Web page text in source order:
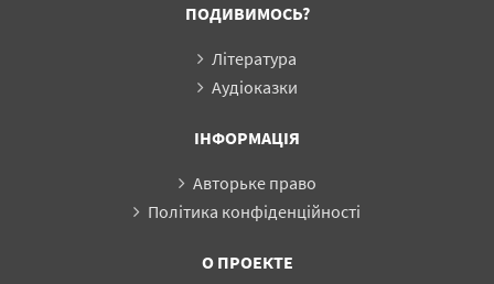
ПОДИВИМОСЬ?
Література
Аудіоказки
ІНФОРМАЦІЯ
Авторьке право
Політика конфіденційності
О ПРОЕКТЕ